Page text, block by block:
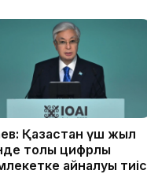
Қазақстан үш жыл
толық цифрлық
айналуы тиіс